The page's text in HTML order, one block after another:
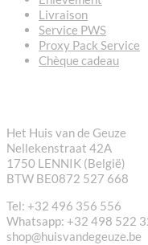
Livraison
Service PWS
Proxy Pack Service
Chèque cadeau
Het Huis van de Geuze
Nellekenstraat 42A
1750 LENNIK (België)
BTW BE0872 527 668
Tel: +32 496 356 556
Whatsapp: +32 498 522
shop@huisvandegeuze.be